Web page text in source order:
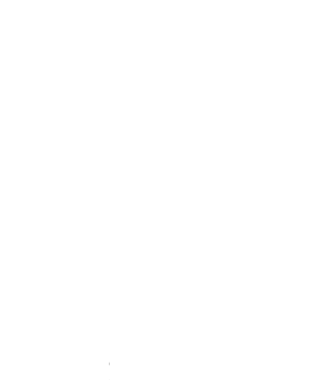
Gütermann Extra strong -